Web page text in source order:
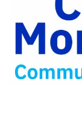
Twitter
Partager
par
e-
mail